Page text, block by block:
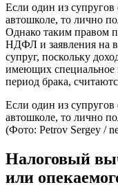
Если один из супругов
автошколе, то лично
Однако таким правом
НДФЛ и заявления на
супруг, поскольку
имеющих специальное
период брака,
Если один из супругов
автошколе, то лично
(Фото: Petrov Sergey /
Налоговый
или